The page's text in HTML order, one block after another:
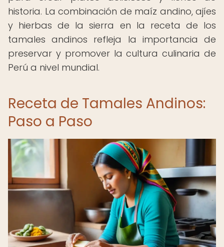
historia. La combinación de maíz andino, ajíes
y hierbas de la sierra en la receta de los
tamales andinos refleja la importancia de
preservar y promover la cultura culinaria de
Perú a nivel mundial.
Receta de Tamales Andinos:
Paso a Paso